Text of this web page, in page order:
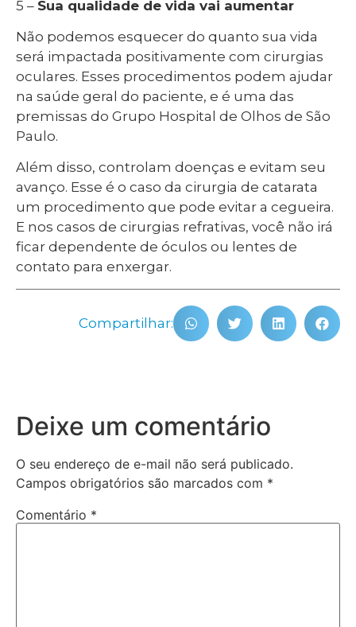
5 – Sua qualidade de vida vai aumentar
Não podemos esquecer do quanto sua vida
será impactada positivamente com cirurgias
oculares. Esses procedimentos podem ajudar
na saúde geral do paciente, e é uma das
premissas do Grupo Hospital de Olhos de São
Paulo.
Além disso, controlam doenças e evitam seu
avanço. Esse é o caso da cirurgia de catarata
um procedimento que pode evitar a cegueira.
E nos casos de cirurgias refrativas, você não irá
ficar dependente de óculos ou lentes de
contato para enxergar.
Compartilhar:
Deixe um comentário
O seu endereço de e-mail não será publicado.
Campos obrigatórios são marcados com *
Comentário *